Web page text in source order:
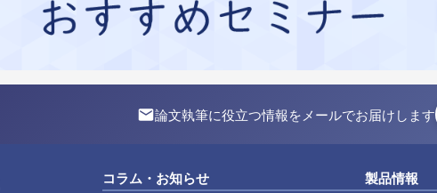
論文執筆に役立つ情報をメールでお届けします
コラム・お知らせ 製品情報